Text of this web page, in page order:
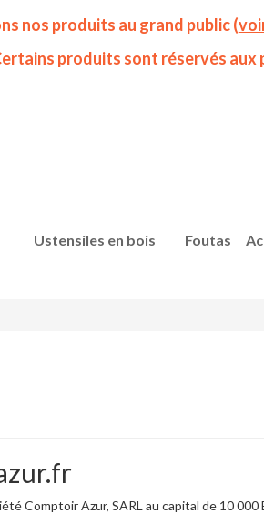
Ustensiles en bois Foutas
nos produits au grand public (
produits sont réservés aux
Comptoir Azur, SARL au capital de 10